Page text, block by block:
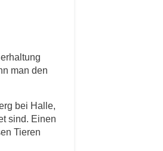
man den
bei Halle,
sind. Einen
Tieren